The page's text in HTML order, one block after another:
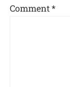
Comment*